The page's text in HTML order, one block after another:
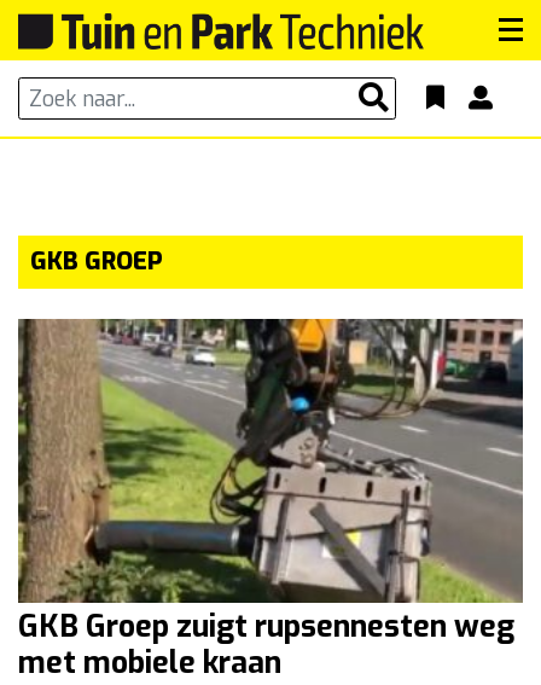
GKB GROEP
GKB Groep zuigt rupsennesten weg
met mobiele kraan